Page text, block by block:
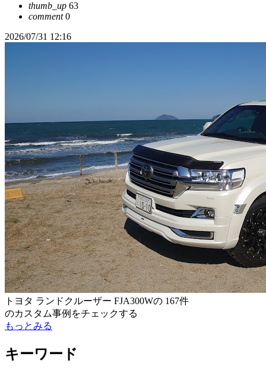
thumb_up 63
comment0
2026/07/31 12:16
トヨタ ランドクルーザー FJA300Wの 167件
のカスタム事例をチェックする
もっとみる
キーワード